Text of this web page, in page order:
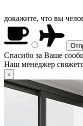
докажите, что вы
Спасибо за Ваше
Наш менеджер